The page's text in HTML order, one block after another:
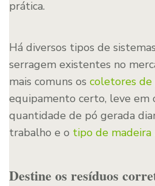
prática.
Há diversos tipos de
serragem existentes no
mais comuns os coletores de
equipamento certo, leve em
quantidade de pó gerada
trabalho e o tipo de madeira
Destine os resíduos